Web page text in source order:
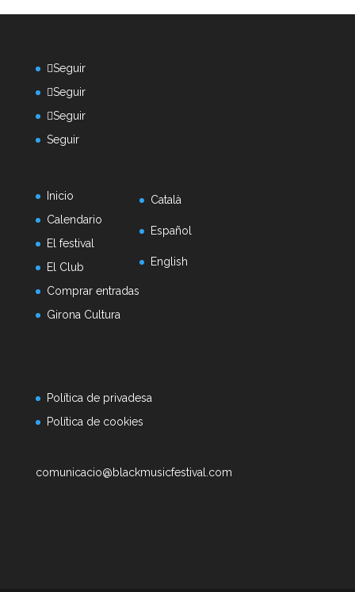
Seguir
Seguir
Seguir
Seguir
Inicio
Calendario
El festival
El Club
Comprar entradas
Girona Cultura
Català
Español
English
Política de privadesa
Política de cookies
comunicacio@blackmusicfestival.com